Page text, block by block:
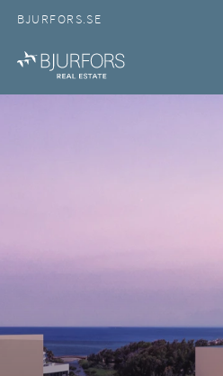
BJURFORS.SE
Hitta bostad